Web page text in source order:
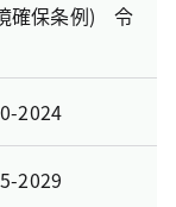
確保条例) 令
2024
2029